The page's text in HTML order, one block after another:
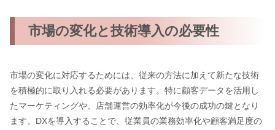
市場の変化と技術導入の必要性
市場の変化に対応するためには、従来の方法に加えて新たな技術
を積極的に取り入れる必要があります。特に顧客データを活用し
たマーケティングや、店舗運営の効率化が今後の成功の鍵となり
ます。DXを導入することで、従業員の業務効率化や顧客満足度の